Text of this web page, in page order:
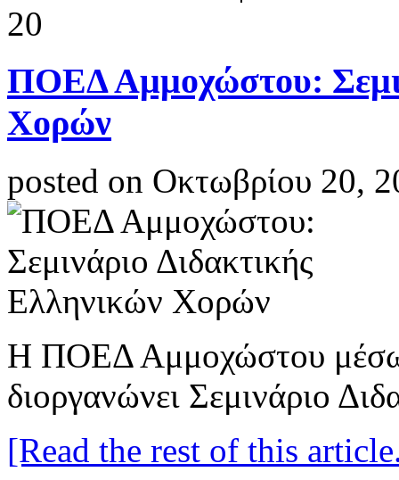
20
ΠΟΕΔ Αμμοχώστου:
Χορών
posted on Οκτωβρίου 20,
Η ΠΟΕΔ Αμμοχώστου μέσω
διοργανώνει Σεμινάριο
[Read the rest of this